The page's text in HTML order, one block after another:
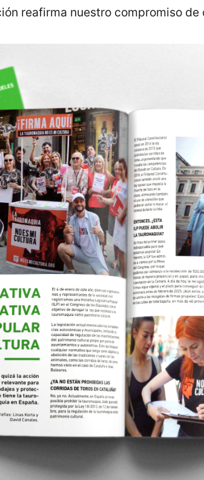
reafirma nuestro compromiso